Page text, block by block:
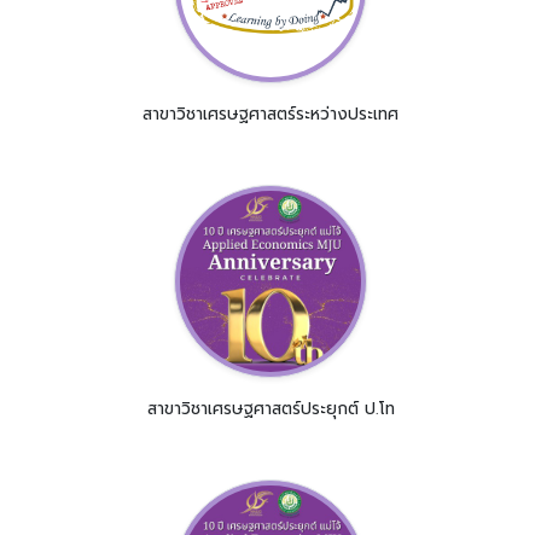
สาขาวิชาเศรษฐศาสตร์ระหว่างประเทศ
สาขาวิชาเศรษฐศาสตร์ประยุกต์ ป.โท